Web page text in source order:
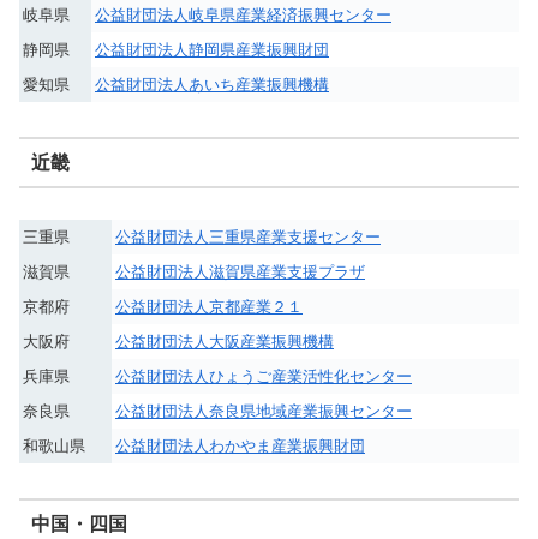
岐阜県
公益財団法人岐阜県産業経済振興センター
静岡県
公益財団法人静岡県産業振興財団
愛知県
公益財団法人あいち産業振興機構
近畿
三重県
公益財団法人三重県産業支援センター
滋賀県
公益財団法人滋賀県産業支援プラザ
京都府
公益財団法人京都産業２１
大阪府
公益財団法人大阪産業振興機構
兵庫県
公益財団法人ひょうご産業活性化センター
奈良県
公益財団法人奈良県地域産業振興センター
和歌山県
公益財団法人わかやま産業振興財団
中国・四国